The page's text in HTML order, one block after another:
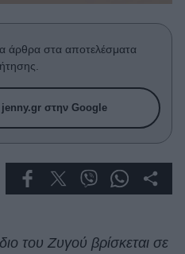
άρθρα στα αποτελέσματα
στην Google
του Ζυγού βρίσκεται σε